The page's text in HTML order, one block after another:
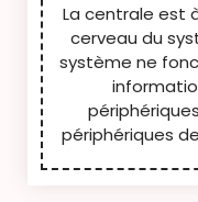
La centrale est
cerveau du
système ne
périphériques